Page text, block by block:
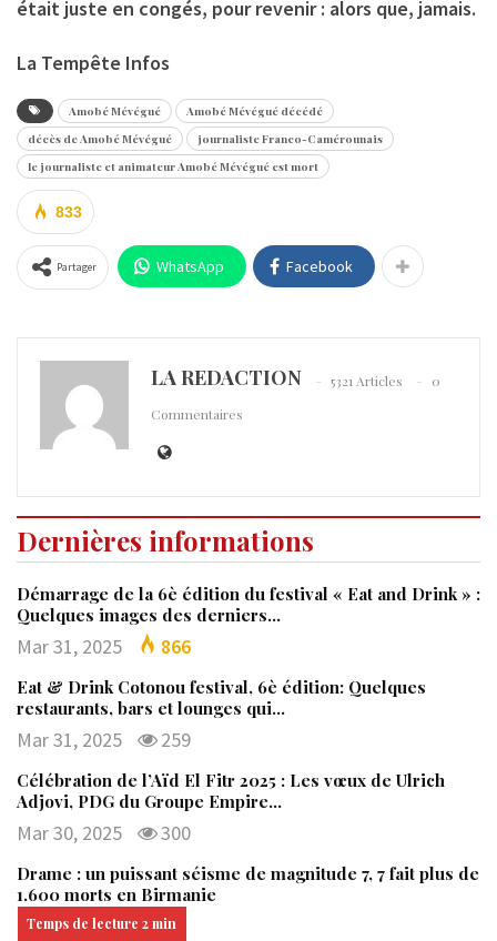
était juste en congés, pour revenir : alors que, jamais.
La Tempête Infos
Amobé Mévégué
Amobé Mévégué décédé
décès de Amobé Mévégué
journaliste Franco-Camérounais
le journaliste et animateur Amobé Mévégué est mort
833
Partager WhatsApp Facebook
LA REDACTION 5321 Articles
0
Commentaires
Dernières informations
Démarrage de la 6è édition du festival « Eat and Drink » :
Quelques images des derniers…
Mar 31, 2025 866
Eat & Drink Cotonou festival, 6è édition: Quelques
restaurants, bars et lounges qui…
Mar 31, 2025 259
Célébration de l’Aïd El Fitr 2025 : Les vœux de Ulrich
Adjovi, PDG du Groupe Empire…
Mar 30, 2025 300
Drame : un puissant séisme de magnitude 7, 7 fait plus de
1.600 morts en Birmanie